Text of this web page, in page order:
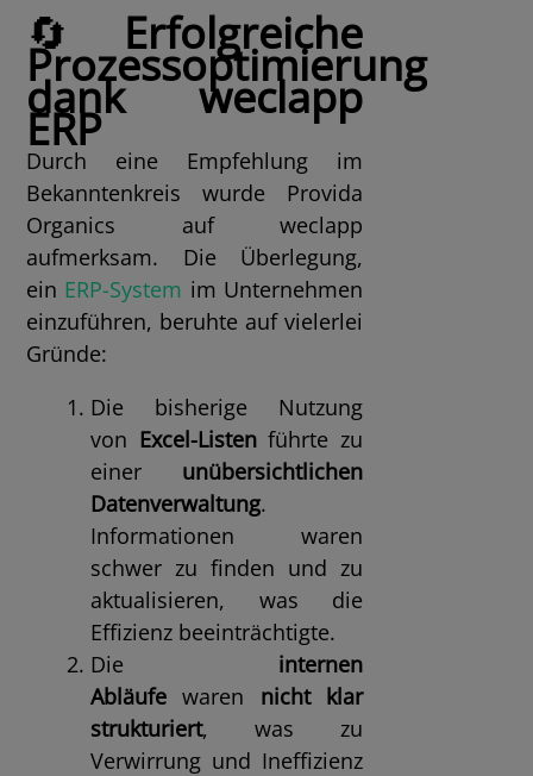
🔄 Erfolgreiche
Prozessoptimierung
dank weclapp
ERP
Durch eine Empfehlung im
Bekanntenkreis wurde Provida
Organics auf weclapp
aufmerksam. Die Überlegung,
ein ERP-System im Unternehmen
einzuführen, beruhte auf vielerlei
Gründe:
Die bisherige Nutzung
von Excel-Listenführte zu
einer unübersichtlichen
Datenverwaltung.
Informationen waren
schwer zu finden und zu
aktualisieren, was die
Effizienz beeinträchtigte.
Die internen
Abläufe waren nicht klar
strukturiert, was zu
Verwirrung und Ineffizienz